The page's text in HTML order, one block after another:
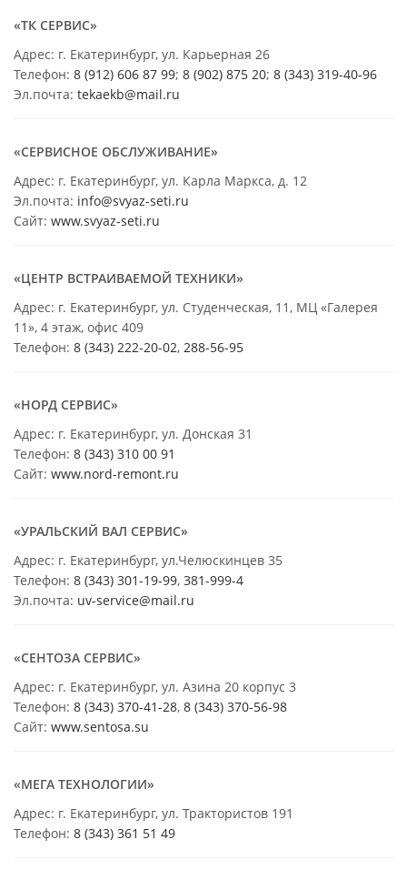
«ТК СЕРВИС»
Адрес: г. Екатеринбург, ул. Карьерная 26
Телефон: 8 (912) 606 87 99; 8 (902) 875 20; 8 (343) 319-40-96
Эл.почта: tekaekb@mail.ru
«СЕРВИСНОЕ ОБСЛУЖИВАНИЕ»
Адрес: г. Екатеринбург, ул. Карла Маркса, д. 12
Эл.почта: info@svyaz-seti.ru
Сайт: www.svyaz-seti.ru
«ЦЕНТР ВСТРАИВАЕМОЙ ТЕХНИКИ»
Адрес: г. Екатеринбург, ул. Студенческая, 11, МЦ «Галерея
11», 4 этаж, офис 409
Телефон: 8 (343) 222-20-02, 288-56-95
«НОРД СЕРВИС»
Адрес: г. Екатеринбург, ул. Донская 31
Телефон: 8 (343) 310 00 91
Сайт: www.nord-remont.ru
«УРАЛЬСКИЙ ВАЛ СЕРВИС»
Адрес: г. Екатеринбург, ул.Челюскинцев 35
Телефон: 8 (343) 301-19-99, 381-999-4
Эл.почта: uv-service@mail.ru
«СЕНТОЗА СЕРВИС»
Адрес: г. Екатеринбург, ул. Азина 20 корпус 3
Телефон: 8 (343) 370-41-28, 8 (343) 370-56-98
Сайт: www.sentosa.su
«МЕГА ТЕХНОЛОГИИ»
Адрес: г. Екатеринбург, ул. Трактористов 191
Телефон: 8 (343) 361 51 49